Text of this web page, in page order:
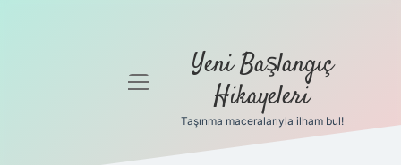
menüyü
Yeni Başlangıç
Hikayeleri
Taşınma maceralarıyla ilham bul!